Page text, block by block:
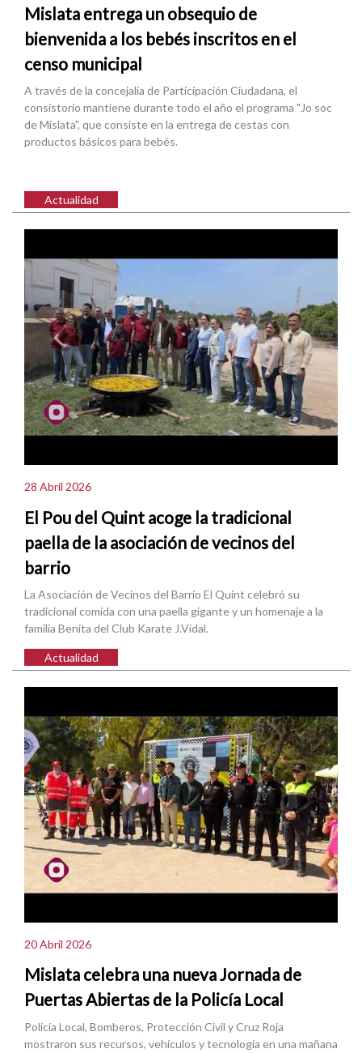
Mislata entrega un obsequio de
bienvenida a los bebés inscritos en el
censo municipal
A través de la concejalía de Participación Ciudadana, el
consistorio mantiene durante todo el año el programa "Jo soc
de Mislata", que consiste en la entrega de cestas con
productos básicos para bebés.
Actualidad
28 Abril 2026
El Pou del Quint acoge la tradicional
paella de la asociación de vecinos del
barrio
La Asociación de Vecinos del Barrio El Quint celebró su
tradicional comida con una paella gigante y un homenaje a la
familia Benita del Club Karate J.Vidal.
Actualidad
20 Abril 2026
Mislata celebra una nueva Jornada de
Puertas Abiertas de la Policía Local
Policía Local, Bomberos, Protección Civil y Cruz Roja
mostraron sus recursos, vehículos y tecnología en una mañana